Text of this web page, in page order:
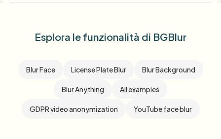
Esplora le funzionalità di BGBlur
Blur Face License Plate Blur Blur Background
Blur Anything All examples
GDPR video anonymization YouTube face blur